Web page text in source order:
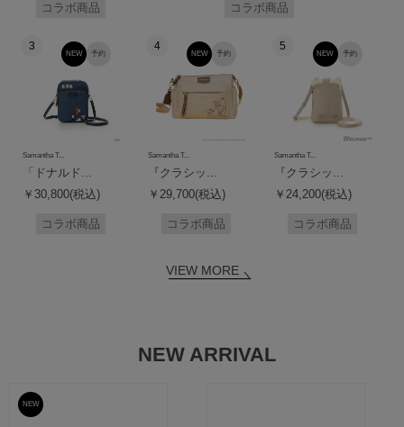
コラボ商品 コラボ商品
3
予約
NEW
Samantha T...
「ドナルド...
￥30,800(税込)
コラボ商品
4
予約
NEW
Samantha T...
『クラシッ...
￥29,700(税込)
コラボ商品
5
予約
NEW
Samantha T...
『クラシッ...
￥24,200(税込)
コラボ商品
VIEW MORE
NEW ARRIVAL
予約
NEW